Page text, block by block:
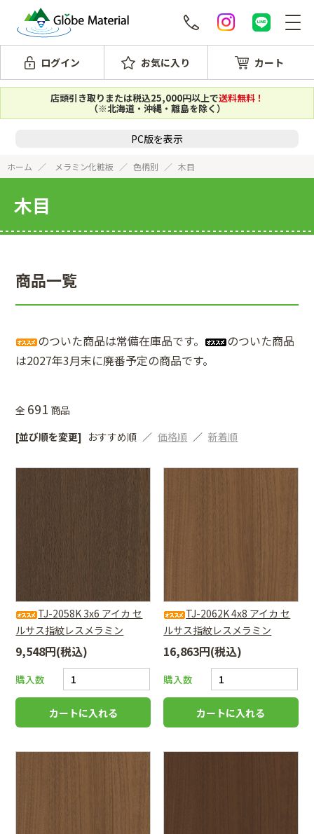
ログイン お気に入り カート
店頭引き取りまたは税込25,000円以上で送料無料！
（※北海道・沖縄・離島を除く）
PC版を表示
ホーム メラミン化粧板 色柄別 木目
木目
商品一覧
のついた商品は常備在庫品です。
のついた商品
は2027年3月末に廃番予定の商品です。
全 691 商品
[並び順を変更] おすすめ順 価格順 新着順
TJ-2058K 3x6 アイカ セ
ルサス指紋レスメラミン
9,548円(税込)
購入数
TJ-2062K 4x8 アイカ セ
ルサス指紋レスメラミン
16,863円(税込)
購入数